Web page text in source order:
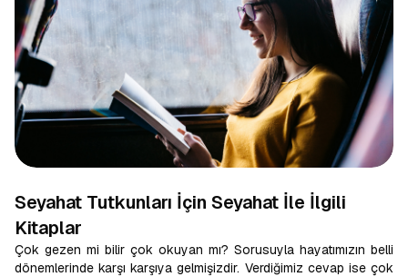
Seyahat Tutkunları İçin Seyahat İle İlgili
Kitaplar
Çok gezen mi bilir çok okuyan mı? Sorusuyla hayatımızın belli
dönemlerinde karşı karşıya gelmişizdir. Verdiğimiz cevap ise çok